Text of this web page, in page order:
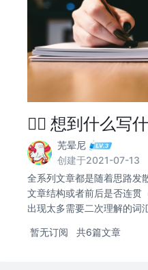
✍🏻 想到什么写
芜晕尼
创建于2021-07-13
全系列文章都是随着思路发
文章结构或者前后是否连贯
出现太多需要二次理解的词
解释列出）。 收录文章会
暂无订阅 共6篇文章